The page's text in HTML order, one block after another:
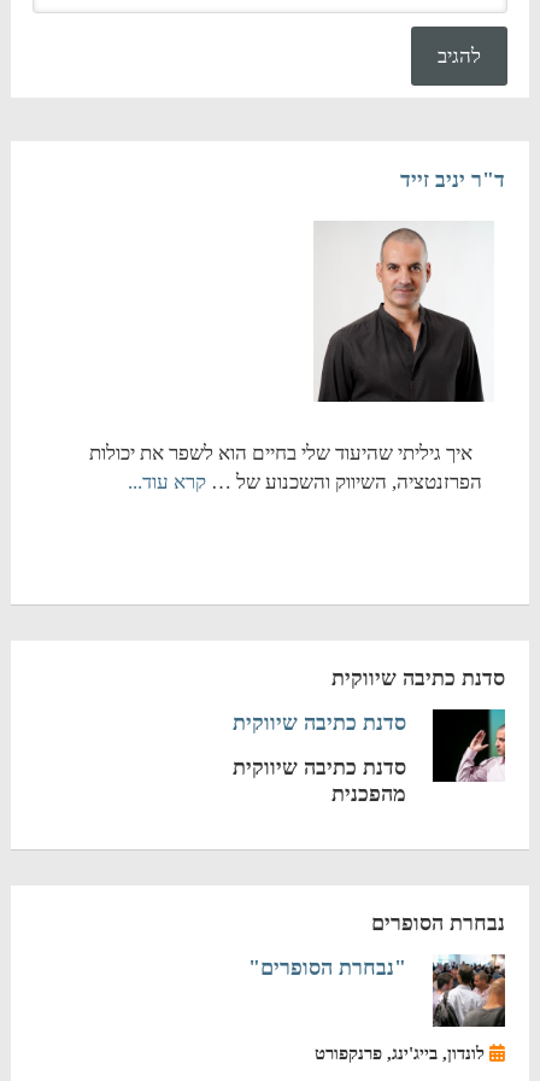
ד"ר יניב זייד
איך גיליתי שהיעוד שלי בחיים הוא לשפר את יכולות
הפרזנטציה, השיווק והשכנוע של … קרא עוד...
סדנת כתיבה שיווקית
סדנת כתיבה שיווקית
סדנת כתיבה שיווקית
מהפכנית
נבחרת הסופרים
"נבחרת הסופרים"
לונדון, בייג'ינג, פרנקפורט